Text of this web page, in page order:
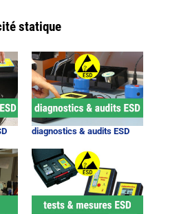
statique
diagnostics & audits ESD